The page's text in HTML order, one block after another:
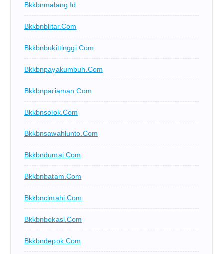
Bkkbnmalang.id
Bkkbnblitar.com
Bkkbnbukittinggi.com
Bkkbnpayakumbuh.com
Bkkbnpariaman.com
Bkkbnsolok.com
Bkkbnsawahlunto.com
Bkkbndumai.com
Bkkbnbatam.com
Bkkbncimahi.com
Bkkbnbekasi.com
Bkkbndepok.com